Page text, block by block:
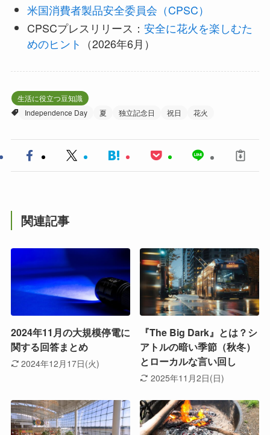
米国消費者製品安全委員会（CPSC）
CPSCプレスリリース： 安全に花火を楽しむた
めのヒント （2026年6月）
生活に役立つ豆知識
Independence Day
夏 独立記念日 祝日 花火
関連記事
2024年11月の大規模停電に
関する回答まとめ
2024年12月17日(火)
『The Big Dark』とは？シ
アトルの暗い季節（秋冬）
とローカルな言い回し
2025年11月2日(日)